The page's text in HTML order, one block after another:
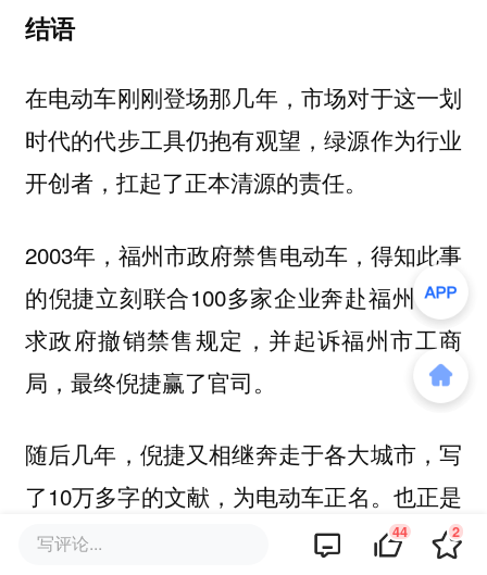
结语
在电动车刚刚登场那几年，市场对于这一划
时代的代步工具仍抱有观望，绿源作为行业
开创者，扛起了正本清源的责任。
2003年，福州市政府禁售电动车，得知此事
的倪捷立刻联合100多家企业奔赴福州，要
求政府撤销禁售规定，并起诉福州市工商
局，最终倪捷赢了官司。
随后几年，倪捷又相继奔走于各大城市，写
了10万多字的文献，为电动车正名。也正是
那几年，雅迪、爱玛通过渠道、营销等手段
写评论... 44 2